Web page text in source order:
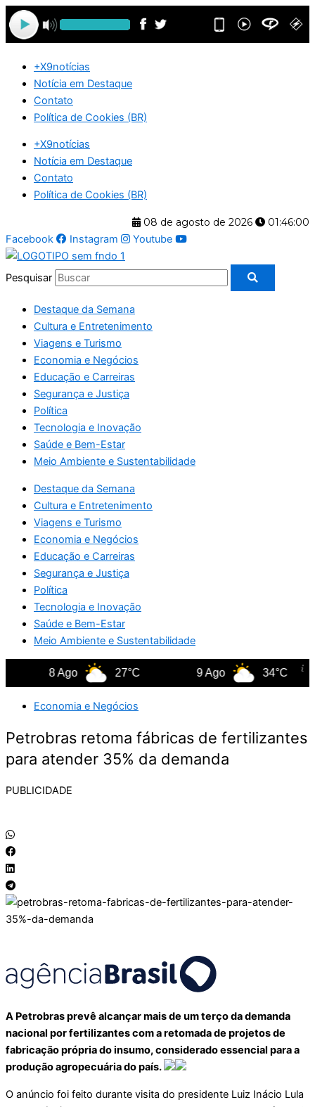
Ir
para
o
+X9notícias
Notícia em Destaque
Contato
Política de Cookies (BR)
+X9notícias
Notícia em Destaque
Contato
Política de Cookies (BR)
08 de agosto de 2026
01:46:00
Facebook
Instagram Youtube
Pesquisar
Destaque da Semana
Cultura e Entretenimento
Viagens e Turismo
Economia e Negócios
Educação e Carreiras
Segurança e Justiça
Política
Tecnologia e Inovação
Saúde e Bem-Estar
Meio Ambiente e Sustentabilidade
Destaque da Semana
Cultura e Entretenimento
Viagens e Turismo
Economia e Negócios
Educação e Carreiras
Segurança e Justiça
Política
Tecnologia e Inovação
Saúde e Bem-Estar
Meio Ambiente e Sustentabilidade
8 Ago 27°C 9 Ago 34°C
Economia e Negócios
Petrobras retoma fábricas de fertilizantes
para atender 35% da demanda
PUBLICIDADE
A Petrobras prevê alcançar mais de um terço da demanda
nacional por fertilizantes com a retomada de projetos de
fabricação própria do insumo, considerado essencial para a
produção agropecuária do país.
O anúncio foi feito durante visita do presidente Luiz Inácio Lula